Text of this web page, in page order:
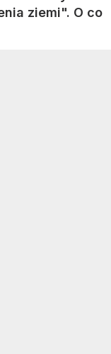
ziemi". O co